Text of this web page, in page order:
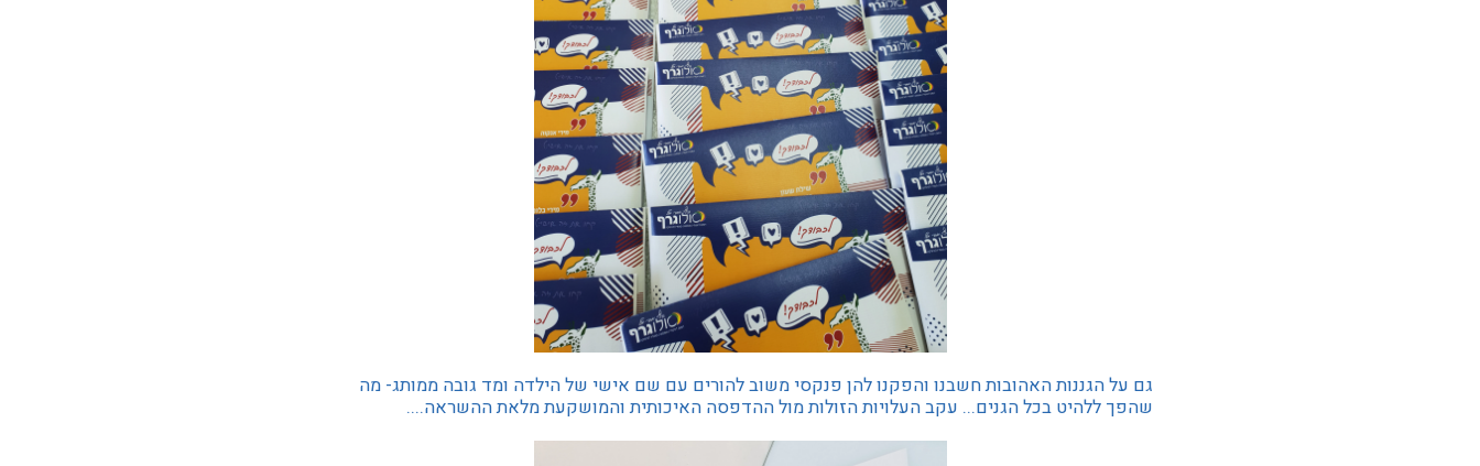
גם על הגננות האהובות חשבנו והפקנו להן פנקסי משוב להורים עם שם אישי של הילדה ומד גובה ממותג- מה
שהפך ללהיט בכל הגנים... עקב העלויות הזולות מול ההדפסה האיכותית והמושקעת מלאת ההשראה....